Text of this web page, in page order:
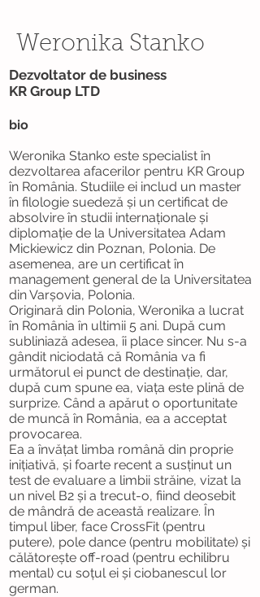
Weronika Stanko
Dezvoltator de business
KR Group LTD
bio
Weronika Stanko este specialist în
dezvoltarea afacerilor pentru KR Group
în România. Studiile ei includ un master
în filologie suedeză și un certificat de
absolvire în studii internaționale și
diplomație de la Universitatea Adam
Mickiewicz din Poznan, Polonia. De
asemenea, are un certificat în
management general de la Universitatea
din Varșovia, Polonia.
Originară din Polonia, Weronika a lucrat
în România în ultimii 5 ani. După cum
subliniază adesea, îi place sincer. Nu s-a
gândit niciodată că România va fi
următorul ei punct de destinație, dar,
după cum spune ea, viața este plină de
surprize. Când a apărut o oportunitate
de muncă în România, ea a acceptat
provocarea.
Ea a învățat limba română din proprie
inițiativă, și foarte recent a susținut un
test de evaluare a limbii străine, vizat la
un nivel B2 și a trecut-o, fiind deosebit
de mândră de această realizare. În
timpul liber, face CrossFit (pentru
putere), pole dance (pentru mobilitate) și
călătorește off-road (pentru echilibru
mental) cu soțul ei și ciobanescul lor
german.